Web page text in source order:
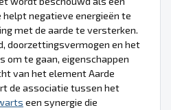
negatieve energieën te
met de aarde te versterken.
doorzettingsvermogen en het
om te gaan, eigenschappen
van het element Aarde
de associatie tussen het
een synergie die